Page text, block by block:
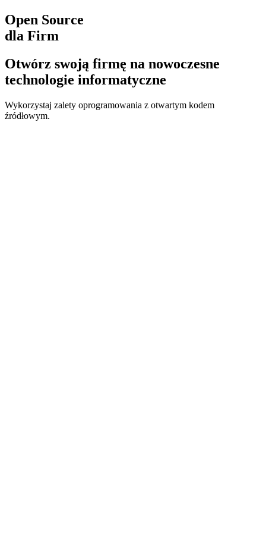
Open Source
dla Firm
Otwórz swoją firmę na nowoczesne
technologie informatyczne
Wykorzystaj zalety oprogramowania z otwartym kodem
źródłowym.